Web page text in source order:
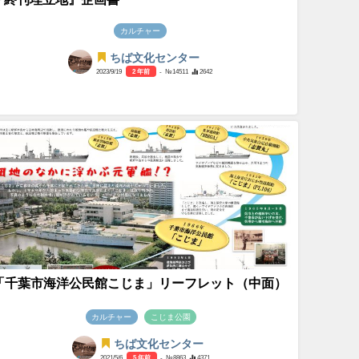
カルチャー
ちば文化センター
2023/9/19 2 年前 - №14511 2642
千葉市海洋公民館こじま」リーフレット（中面）
カルチャー こじま公園
ちば文化センター
2021/5/6 5 年前 - №8863 4371